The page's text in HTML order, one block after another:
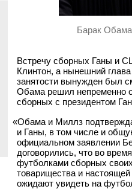
Барак
Встречу сборных Ганы и
Клинтон, а нынешний
занятости вынужден был
Обама решил непременно
сборных с президентом
«Обама и Миллз
и Ганы, в том числе и
официальном заявлении
договорились, что во
футболками сборных
товарищества и
ожидают увидеть на